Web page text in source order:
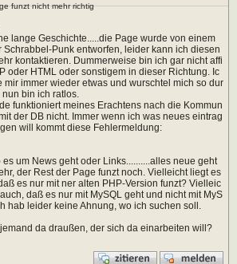
funzt nicht mehr richtig
lange Geschichte.....die Page wurde von einem
Schrabbel-Punk entworfen, leider kann ich diesen
kontaktieren. Dummerweise bin ich gar nicht affi
oder HTML oder sonstigem in dieser Richtung. Ic
mir immer wieder etwas und wurschtel mich so dur
bin ich ratlos.
funktioniert meines Erachtens nach die Kommun
der DB nicht. Immer wenn ich was neues eintrag
will kommt diese Fehlermeldung:
es um News geht oder Links..........alles neue geht
der Rest der Page funzt noch. Vielleicht liegt es
es nur mit ner alten PHP-Version funzt? Vielleic
daß es nur mit MySQL geht und nicht mit MyS
hab leider keine Ahnung, wo ich suchen soll.
da draußen, der sich da einarbeiten will?